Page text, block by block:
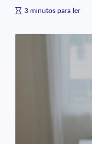
3 minutos para ler